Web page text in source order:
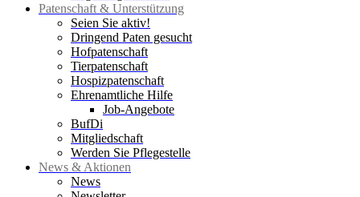
Patenschaft & Unterstützung
Seien Sie aktiv!
Dringend Paten gesucht
Hofpatenschaft
Tierpatenschaft
Hospizpatenschaft
Ehrenamtliche Hilfe
Job-Angebote
BufDi
Mitgliedschaft
Werden Sie Pflegestelle
News & Aktionen
News